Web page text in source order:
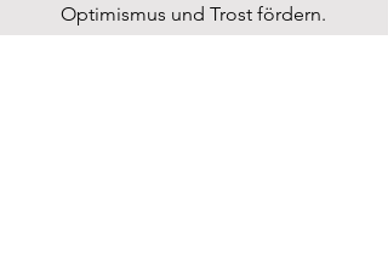
Optimismus und Trost fördern.